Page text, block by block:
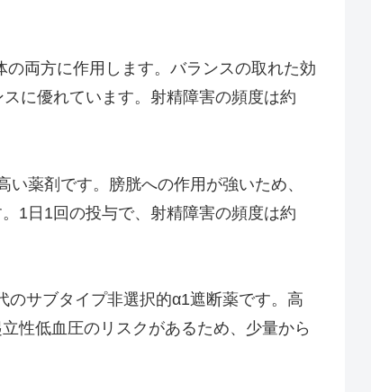
両方に作用します。バランスの取れた効
に優れています。射精障害の頻度は約
薬剤です。膀胱への作用が強いため、
1日1回の投与で、射精障害の頻度は約
サブタイプ非選択的α1遮断薬です。高
性低血圧のリスクがあるため、少量から